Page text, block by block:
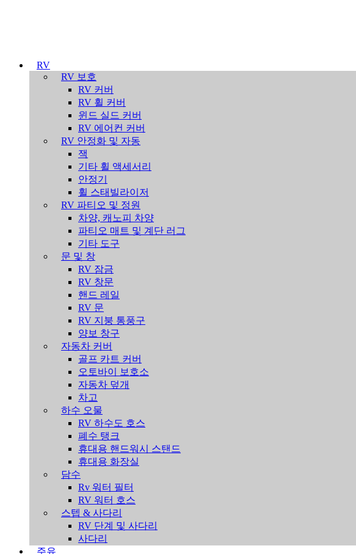
RV
RV 보호
RV 커버
RV 휠 커버
윈드 실드 커버
RV 에어컨 커버
RV 안정화 및 자동
잭
기타 휠 액세서리
안정기
휠 스태빌라이저
RV 파티오 및 정원
차양, 캐노피 차양
파티오 매트 및 계단 러그
기타 도구
문 및 창
RV 잠금
RV 창문
핸드 레일
RV 문
RV 지붕 통풍구
양보 창구
자동차 커버
골프 카트 커버
오토바이 보호소
자동차 덮개
차고
하수 오물
RV 하수도 호스
폐수 탱크
휴대용 핸드워시 스탠드
휴대용 화장실
담수
Rv 워터 필터
RV 워터 호스
스텝 & 사다리
RV 단계 및 사다리
사다리
주유